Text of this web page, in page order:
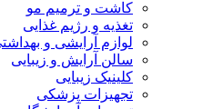
کاشت و ترمیم مو
تغذیه و رژیم غذایی
لوازم آرایشی و بهداشتی
سالن آرایش و زیبایی
کلینیک زیبایی
تجهیزات پزشکی